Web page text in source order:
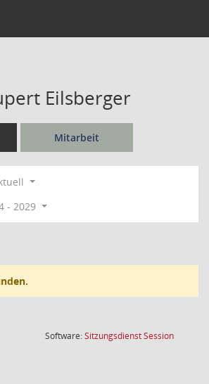
Eilsberger
Mitarbeit
- 2029
Software:SitzungsdienstSession(Wird in